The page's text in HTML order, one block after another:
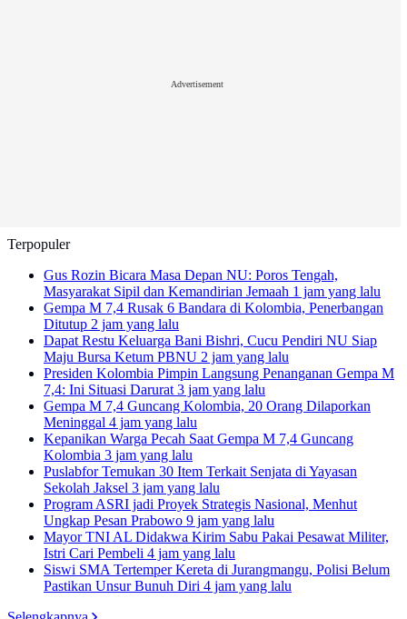
Advertisement
Terpopuler
Gus Rozin Bicara Masa Depan NU: Poros Tengah,
Masyarakat Sipil dan Kemandirian Jemaah 1 jam yang lalu
Gempa M 7,4 Rusak 6 Bandara di Kolombia, Penerbangan
Ditutup 2 jam yang lalu
Dapat Restu Keluarga Bani Bishri, Cucu Pendiri NU Siap
Maju Bursa Ketum PBNU 2 jam yang lalu
Presiden Kolombia Pimpin Langsung Penanganan Gempa M
7,4: Ini Situasi Darurat 3 jam yang lalu
Gempa M 7,4 Guncang Kolombia, 20 Orang Dilaporkan
Meninggal 4 jam yang lalu
Kepanikan Warga Pecah Saat Gempa M 7,4 Guncang
Kolombia 3 jam yang lalu
Puslabfor Temukan 30 Item Terkait Senjata di Yayasan
Sekolah Jaksel 3 jam yang lalu
Program ASRI jadi Proyek Strategis Nasional, Menhut
Ungkap Pesan Prabowo 9 jam yang lalu
Mayor TNI AL Didakwa Kirim Sabu Pakai Pesawat Militer,
Istri Cari Pembeli 4 jam yang lalu
Siswi SMA Tertemper Kereta di Jurangmangu, Polisi Belum
Pastikan Unsur Bunuh Diri 4 jam yang lalu